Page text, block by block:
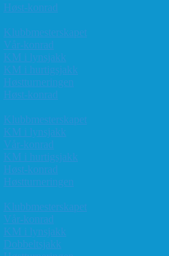
Høst-konrad
Klubbmesterskapet
Vår-konrad
KM i lynsjakk
KM i hurtigsjakk
Høstturneringen
Høst-konrad
Klubbmesterskapet
KM i lynsjakk
Vår-konrad
KM i hurtigsjakk
Høst-konrad
Høstturneringen
Klubbmesterskapet
Vår-konrad
KM i lynsjakk
Dobbeltsjakk